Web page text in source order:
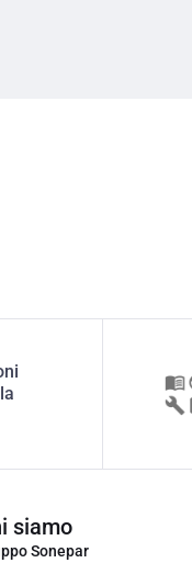
siamo
Sonepar